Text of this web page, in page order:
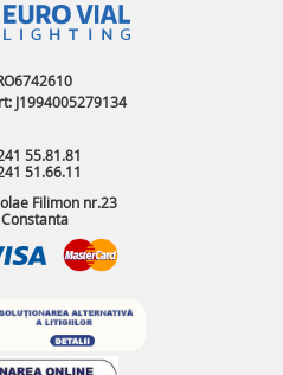
J1994005279134
55.81.81
51.66.11
Filimon nr.23
Constanta